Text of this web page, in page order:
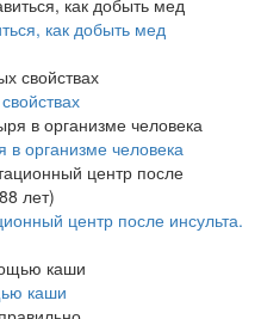
как добыть мед
организме человека
центр после инсульта.
каши